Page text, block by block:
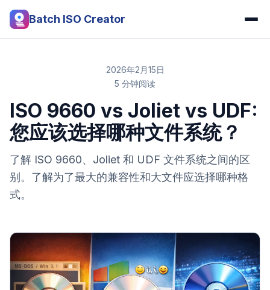
Batch ISO Creator
2026年2月15日
5 分钟阅读
ISO 9660 vs Joliet vs UDF:
您应该选择哪种文件系统？
了解 ISO 9660、Joliet 和 UDF 文件系统之间的区
别。了解为了最大的兼容性和大文件应选择哪种格
式。